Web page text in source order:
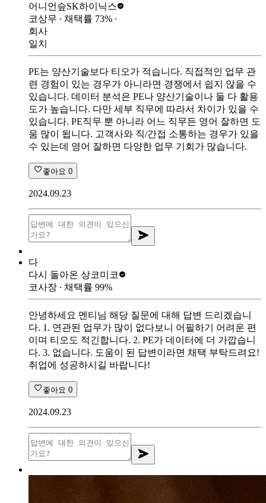
어니언슾SK하이닉스
코상무 ∙ 채택률 73% ∙
회사
일치
PE는 양산기술보다 티오가 적습니다. 직접적인 업무 관
련 경험이 있는 경우가 아니라면 경쟁에서 쉽지 않을 수
있습니다. 데이터 분석은 PE나 양산기술이나 둘 다 활용
도가 높습니다. 다만 세부 직무에 따라서 차이가 있을 수
있습니다. PE직무 뿐 아니라 어느 직무든 영어 잘하면 도
움 많이 됩니다. 고객사와 직/간접 소통하는 경우가 있을
수 있는데 영어 잘하면 다양한 업무 기회가 많습니다.
좋아요 0
2024.09.23
다
다시 돌아온 상코미코
코사장 ∙ 채택률 99%
안녕하세요 멘티님 해당 질문에 대해 답변 드리겠습니
다. 1. 연관된 업무가 많이 없다보니 어필하기 어려운 편
이며 티오도 적긴합니다. 2. PE가 데이터에 더 가깝습니
다. 3. 없습니다. 도움이 된 답변이라면 채택 부탁드려요!
취업에 성공하시길 바랍니다!
좋아요 0
2024.09.23